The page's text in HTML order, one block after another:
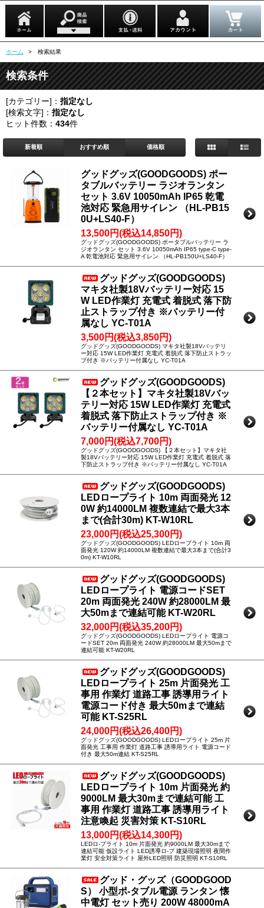
ホーム > 検索結果
検索条件
[カテゴリー]： 指定なし
[検索文字]： 指定なし
ヒット件数： 434件
新着順 おすすめ順 価格順
グッドグッズ(GOODGOODS) ポー
タブルバッテリー ラジオランタン
セット 3.6V 10050mAh IP65 乾電
池対応 緊急用サイレン （HL-PB15
0U+LS40-F）
13,500円(税込14,850円)
グッドグッズ(GOODGOODS) ポータブルバッテリー ラ
ジオランタン セット 3.6V 10050mAh IP65 type-C type-
A 乾電池対応 緊急用サイレン （HL-PB150U+LS40-F）
グッドグッズ(GOODGOODS)
マキタ社製18Vバッテリー対応 15
W LED作業灯 充電式 着脱式 落下防
止ストラップ付き ※バッテリー付
属なし YC-T01A
3,500円(税込3,850円)
グッドグッズ(GOODGOODS) マキタ社製18Vバッテリ
ー対応 15W LED作業灯 充電式 着脱式 落下防止ストラッ
プ付き ※バッテリー付属なし YC-T01A
グッドグッズ(GOODGOODS)
【２本セット】マキタ社製18Vバッ
テリー対応 15W LED作業灯 充電式
着脱式 落下防止ストラップ付き ※
バッテリー付属なし YC-T01A
7,000円(税込7,700円)
グッドグッズ(GOODGOODS) 【２本セット】マキタ社
製18Vバッテリー対応 15W LED作業灯 充電式 着脱式 落
下防止ストラップ付き ※バッテリー付属なし YC-T01A
グッドグッズ(GOODGOODS)
LEDロープライト 10m 両面発光 12
0W 約14000LM 複数連結で最大3本
まで(合計30m) KT-W10RL
23,000円(税込25,300円)
グッドグッズ(GOODGOODS) LEDロープライト 10m 両
面発光 120W 約14000LM 複数連結で最大3本まで(合計3
0m) KT-W10RL
グッドグッズ(GOODGOODS)
LEDロープライト 電源コードSET
20m 両面発光 240W 約28000LM 最
大50mまで連結可能 KT-W20RL
32,000円(税込35,200円)
グッドグッズ(GOODGOODS) LEDロープライト 電源コ
ードSET 20m 両面発光 240W 約28000LM 最大50mまで
連結可能 KT-W20RL
グッドグッズ(GOODGOODS)
LEDロープライト 25m 片面発光 工
事用 作業灯 道路工事 誘導用ライト
電源コード付き 最大50mまで連結
可能 KT-S25RL
24,000円(税込26,400円)
グッドグッズ(GOODGOODS) LEDロープライト 25m 片
面発光 工事用 作業灯 道路工事 誘導用ライト 電源コード
付き 最大50m連結 KT-S25RL
グッドグッズ(GOODGOODS)
LEDロープライト 10m 片面発光 約
9000LM 最大30mまで連結可能 工
事用 作業灯 道路工事 誘導用ライト
注意喚起 災害対策 KT-S10RL
13,000円(税込14,300円)
LEDロ-プライト 10m 片面発光 約9000LM 最大30mまで
連結可能 仮設ライト LED誘導ロ-プ 建築現場照明 夜間作
業灯 安全対策ライト 屋外LED照明 防災照明 KT-S10RL
グッド・グッズ（GOODGOOD
S） 小型ポ-タブル電源 ランタン 懐
中電灯 セット売り 200W 48000mA